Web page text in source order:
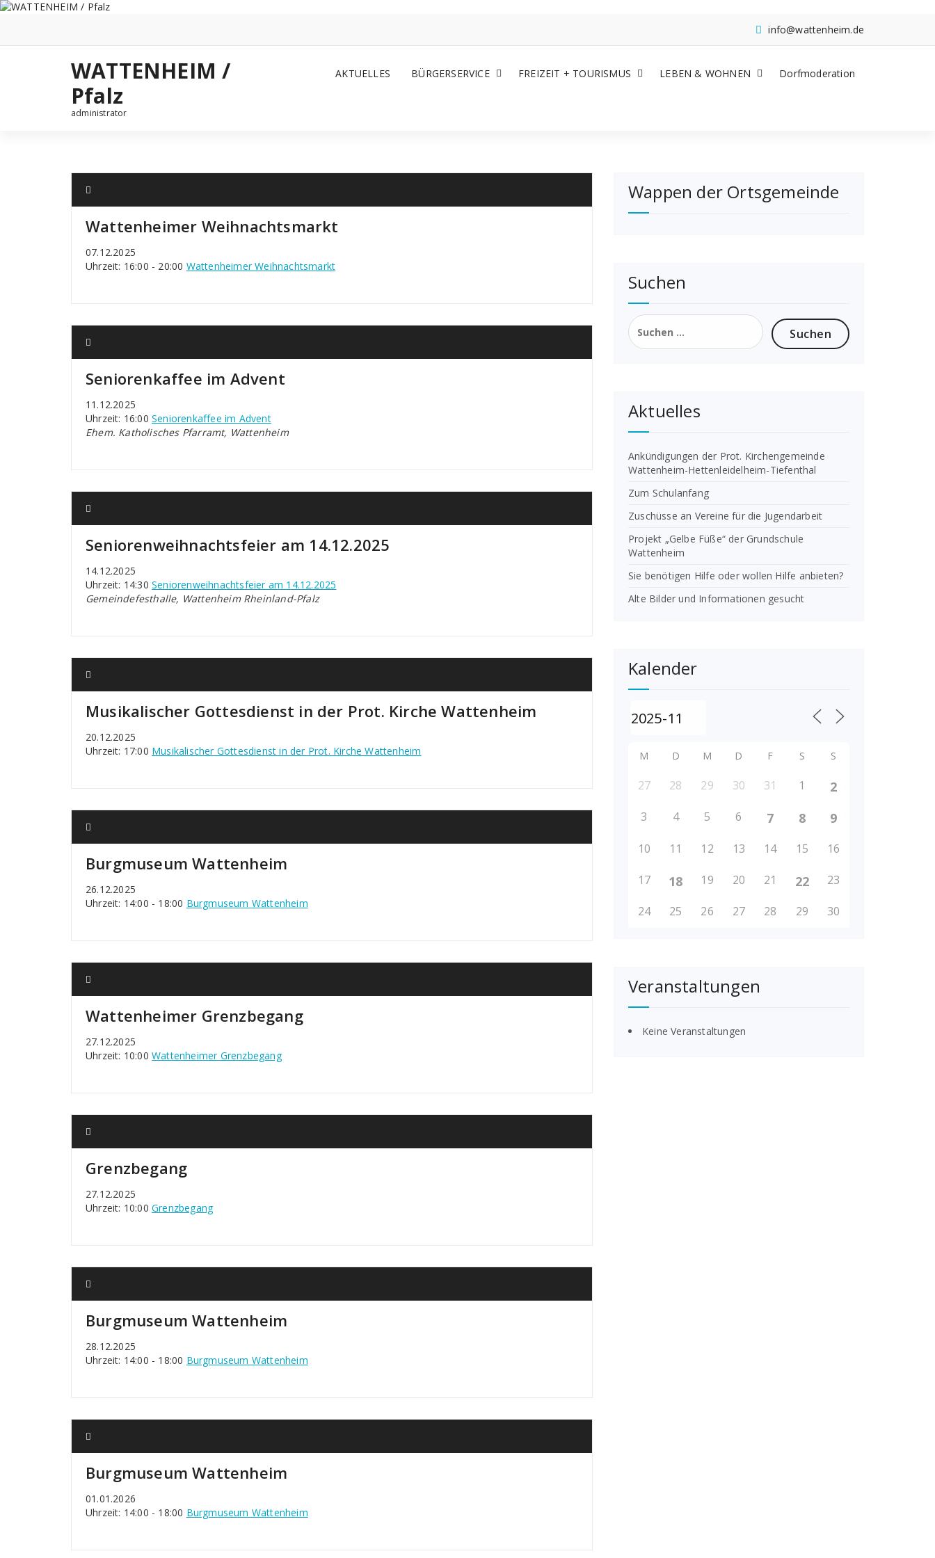
Zum
info@wattenheim.de
WATTENHEIM /
Pfalz
administrator
AKTUELLES BÜRGERSERVICE FREIZEIT + TOURISMUS LEBEN & WOHNEN Dorfmoderation
Wattenheimer Weihnachtsmarkt
07.12.2025
Uhrzeit: 16:00 - 20:00 Wattenheimer Weihnachtsmarkt
Seniorenkaffee im Advent
11.12.2025
Uhrzeit: 16:00 Seniorenkaffee im Advent
Ehem. Katholisches Pfarramt, Wattenheim
Seniorenweihnachtsfeier am 14.12.2025
14.12.2025
Uhrzeit: 14:30 Seniorenweihnachtsfeier am 14.12.2025
Gemeindefesthalle, Wattenheim Rheinland-Pfalz
Musikalischer Gottesdienst in der Prot. Kirche Wattenheim
20.12.2025
Uhrzeit: 17:00 Musikalischer Gottesdienst in der Prot. Kirche Wattenheim
Burgmuseum Wattenheim
26.12.2025
Uhrzeit: 14:00 - 18:00 Burgmuseum Wattenheim
Wattenheimer Grenzbegang
27.12.2025
Uhrzeit: 10:00 Wattenheimer Grenzbegang
Grenzbegang
27.12.2025
Uhrzeit: 10:00 Grenzbegang
Burgmuseum Wattenheim
28.12.2025
Uhrzeit: 14:00 - 18:00 Burgmuseum Wattenheim
Burgmuseum Wattenheim
01.01.2026
Uhrzeit: 14:00 - 18:00 Burgmuseum Wattenheim
Wappen der Ortsgemeinde
Suchen
Suchen
nach:
Aktuelles
Ankündigungen der Prot. Kirchengemeinde
Wattenheim-Hettenleidelheim-Tiefenthal
Zum Schulanfang
Zuschüsse an Vereine für die Jugendarbeit
Projekt „Gelbe Füße“ der Grundschule
Wattenheim
Sie benötigen Hilfe oder wollen Hilfe anbieten?
Alte Bilder und Informationen gesucht
Kalender
M D M D F S S
27 28 29 30 31 1 2
3 4 5 6 7 8 9
10 11 12 13 14 15 16
17 18 19 20 21 22 23
24 25 26 27 28 29 30
Veranstaltungen
Keine Veranstaltungen